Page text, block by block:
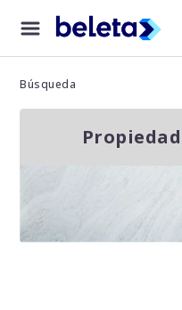
Búsqueda